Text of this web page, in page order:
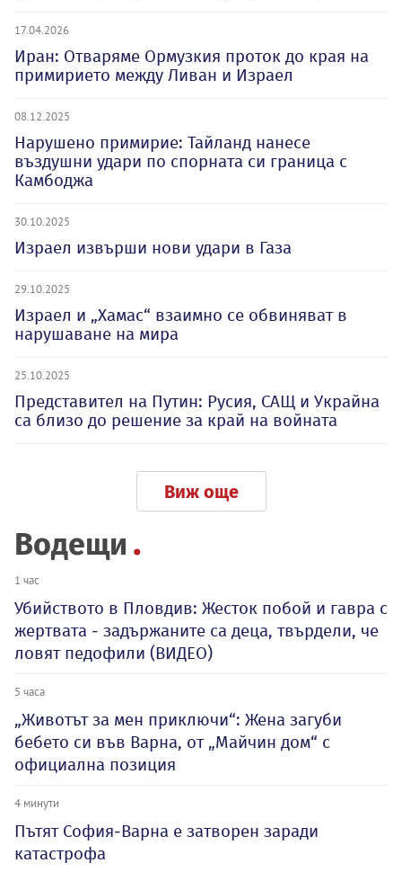
17.04.2026
Иран: Отваряме Ормузкия проток до края на
примирието между Ливан и Израел
08.12.2025
Нарушено примирие: Тайланд нанесе
въздушни удари по спорната си граница с
Камбоджа
30.10.2025
Израел извърши нови удари в Газа
29.10.2025
Израел и „Хамас“ взаимно се обвиняват в
нарушаване на мира
25.10.2025
Представител на Путин: Русия, САЩ и Украйна
са близо до решение за край на войната
Виж още
Водещи
1 час
Убийството в Пловдив: Жесток побой и гавра с
жертвата - задържаните са деца, твърдели, че
ловят педофили (ВИДЕО)
5 часа
„Животът за мен приключи“: Жена загуби
бебето си във Варна, от „Майчин дом“ с
официална позиция
4 минути
Пътят София-Варна е затворен заради
катастрофа